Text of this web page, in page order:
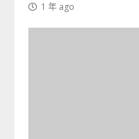
1 年 ago